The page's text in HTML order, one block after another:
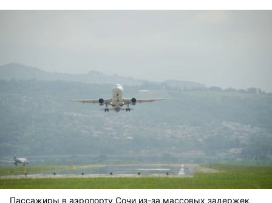
Пассажиры в аэропорту Сочи из-за массовых задержек